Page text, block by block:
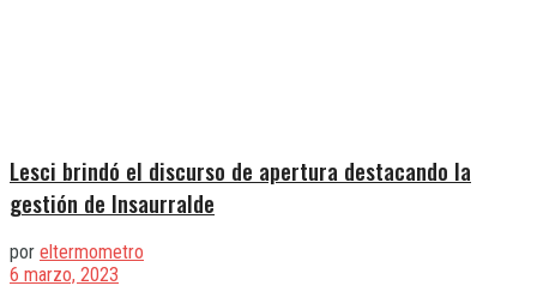
Lesci brindó el discurso de apertura destacando la
gestión de Insaurralde
por eltermometro
6 marzo, 2023